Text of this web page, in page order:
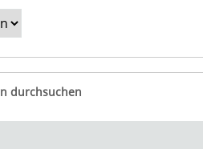
durchsuchen